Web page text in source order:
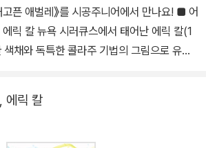
픈 애벌레》를 시공주니어에서 만나요! ■ 어
어난 에릭 칼(1
채와 독특한 콜라주 기법의 그림으로 유명
가 빌 마틴 주니어의 눈에 띄어 그림책 작업
에릭 칼